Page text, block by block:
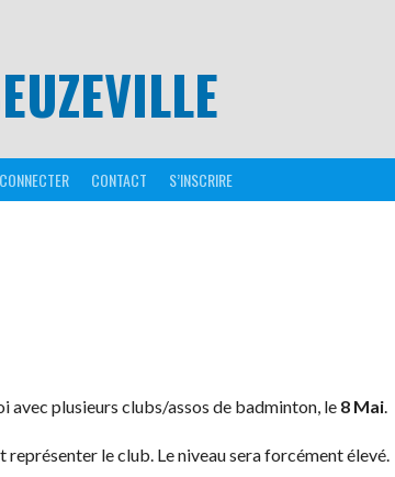
CONTACT S’INSCRIRE
avec plusieurs clubs/assos de badminton, le 8 Mai.
le club. Le niveau sera forcément élevé.